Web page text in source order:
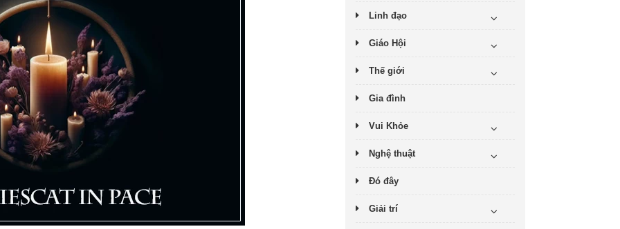
Linh đạo
Giáo Hội
Thế giới
Gia đình
Vui Khỏe
Nghệ thuật
Đó đây
Giải trí